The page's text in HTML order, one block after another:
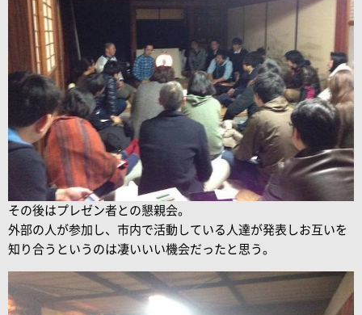
その後はプレゼン者との懇親会。
外部の人が参加し、市内で活動している人達が発表しお互いを
知り合うというのは凄いいい機会だったと思う。